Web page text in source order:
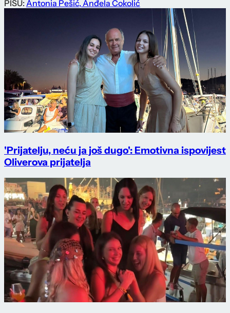
PIŠU: Antonia Pešić,Anđela Čokolić
'Prijatelju, neću ja još dugo': Emotivna ispovijest
Oliverova prijatelja